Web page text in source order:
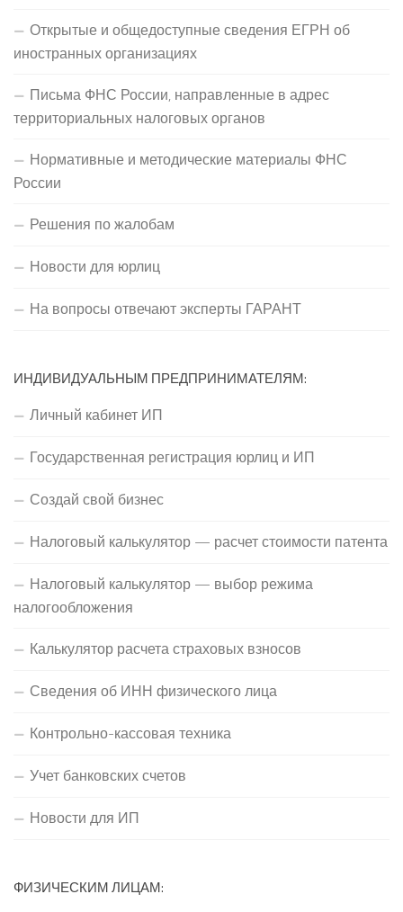
Открытые и общедоступные сведения ЕГРН об
иностранных организациях
Письма ФНС России, направленные в адрес
территориальных налоговых органов
Нормативные и методические материалы ФНС
России
Решения по жалобам
Новости для юрлиц
На вопросы отвечают эксперты ГАРАНТ
ИНДИВИДУАЛЬНЫМ ПРЕДПРИНИМАТЕЛЯМ:
Личный кабинет ИП
Государственная регистрация юрлиц и ИП
Создай свой бизнес
Налоговый калькулятор — расчет стоимости патента
Налоговый калькулятор — выбор режима
налогообложения
Калькулятор расчета страховых взносов
Сведения об ИНН физического лица
Контрольно-кассовая техника
Учет банковских счетов
Новости для ИП
ФИЗИЧЕСКИМ ЛИЦАМ: